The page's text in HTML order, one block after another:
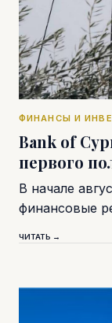
ФИНАНСЫ И
Bank of
первого
В начале
финансовые
ЧИТАТЬ →